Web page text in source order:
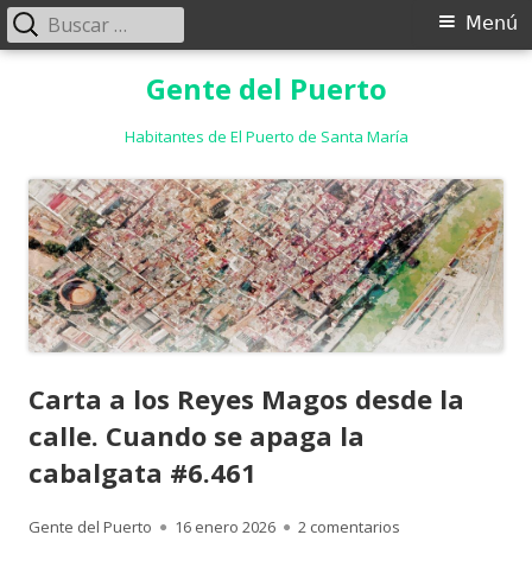
Gente del Puerto
Habitantes de El Puerto de Santa María
Menú
Menú
Buscar:
Carta a los Reyes Magos desde la
calle. Cuando se apaga la
cabalgata #6.461
Autor
Gente del Puerto
Publicado
16 enero 2026 2 comentarios